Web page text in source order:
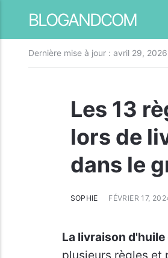
BLOGANDCOM
Dernière mise à jour : avril 29, 2026
Les 13
lors de
dans le
SOPHIE FÉVRIER 17,
La livraison